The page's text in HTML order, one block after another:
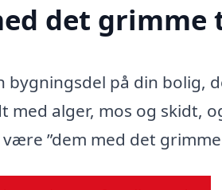
det grimme
bygningsdel på din bolig,
med alger, mos og skidt,
”dem med det grimme